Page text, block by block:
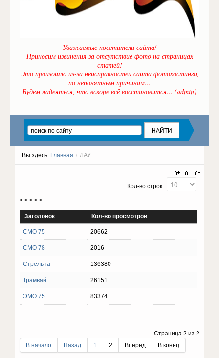
Уважаемые посетители сайта!
Приносим извинения за отсутствие фото на страницах
статей!
Это произошло из-за неисправностей сайта фотохостинга,
по непонятным причинам...
Будем надеяться, что вскоре всё восстановится... (admin)
Вы здесь: Главная / ЛАУ
Кол-во строк:
< < < < <
Заголовок Кол-во просмотров
СМО 75 20662
СМО 78 2016
Стрельна 136380
Трамвай 26151
ЭМО 75 83374
Страница 2 из 2
В начало
Назад 1 2 Вперед В конец